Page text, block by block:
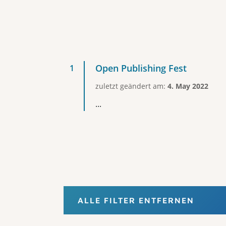
Open Publishing Fest
zuletzt geändert am: 4. May 2022
...
ALLE FILTER ENTFERNEN